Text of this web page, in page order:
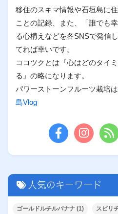
移住のスキマ情報や石垣島に
ことの記録、また、「誰でも
る心構えなどを各SNSで発信
てれば幸いです。
ココツクとは『心はどのタイ
る』の略になります。
パワーストーンフルーツ栽培は
島Vlog
人気のキーワード
ゴールドルチルバナナ (1) スピリ